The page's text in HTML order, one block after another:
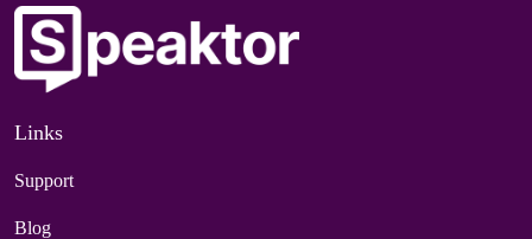
Links
Support
Blog